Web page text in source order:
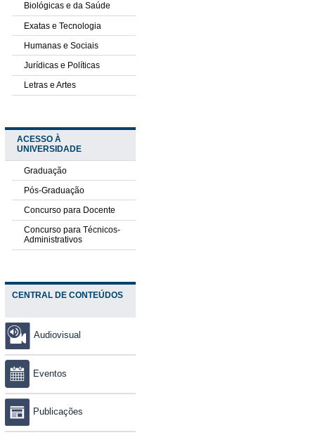
Biológicas e da Saúde
Exatas e Tecnologia
Humanas e Sociais
Jurídicas e Políticas
Letras e Artes
ACESSO À
UNIVERSIDADE
Graduação
Pós-Graduação
Concurso para Docente
Concurso para Técnicos-
Administrativos
CENTRAL DE CONTEÚDOS
Audiovisual
Eventos
Publicações